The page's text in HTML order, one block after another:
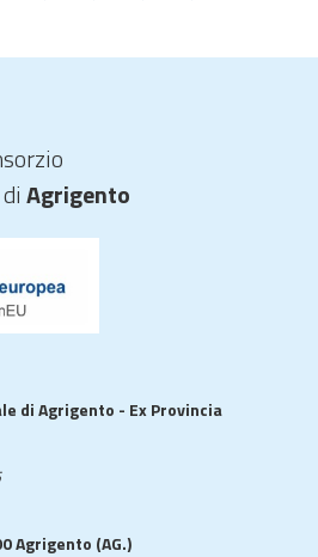
Agrigento
di Agrigento - Ex Provincia
Agrigento (AG.)